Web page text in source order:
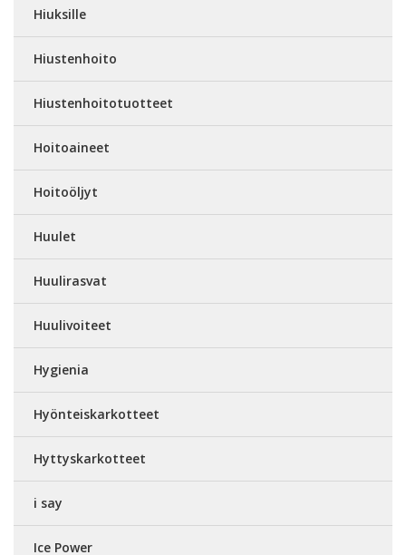
Hiuksille
Hiustenhoito
Hiustenhoitotuotteet
Hoitoaineet
Hoitoöljyt
Huulet
Huulirasvat
Huulivoiteet
Hygienia
Hyönteiskarkotteet
Hyttyskarkotteet
i say
Ice Power